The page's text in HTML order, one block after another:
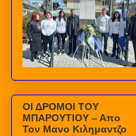
ΟΙ ΔΡΟΜΟΙ ΤΟΥ
ΜΠΑΡΟΥΤΙΟΥ – Απο
Τον Μανο Κιλημαντζο